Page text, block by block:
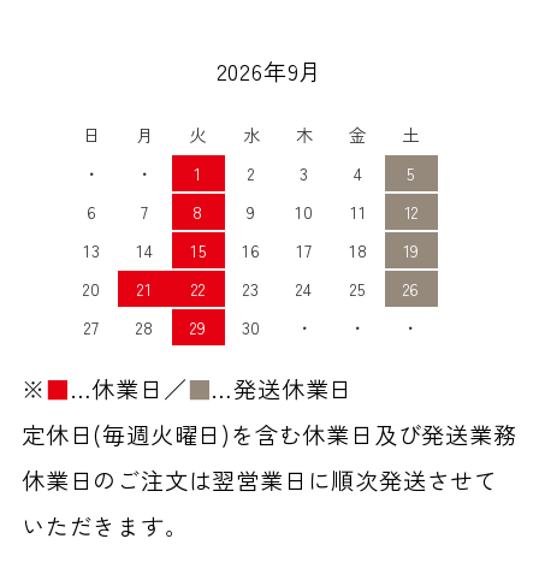
2026年9月
日 月 火 水 木 金
土
・
・ 1 2 3 4
5
6
7 8 9 10 11
12
13
14 15 16 17 18
19
20
21 22 23 24 25
26
27
28 29 30 ・ ・ ・
※■…休業日／■…発送休業日
定休日(毎週火曜日)を含む休業日及び発送業務
休業日のご注文は翌営業日に順次発送させて
いただきます。